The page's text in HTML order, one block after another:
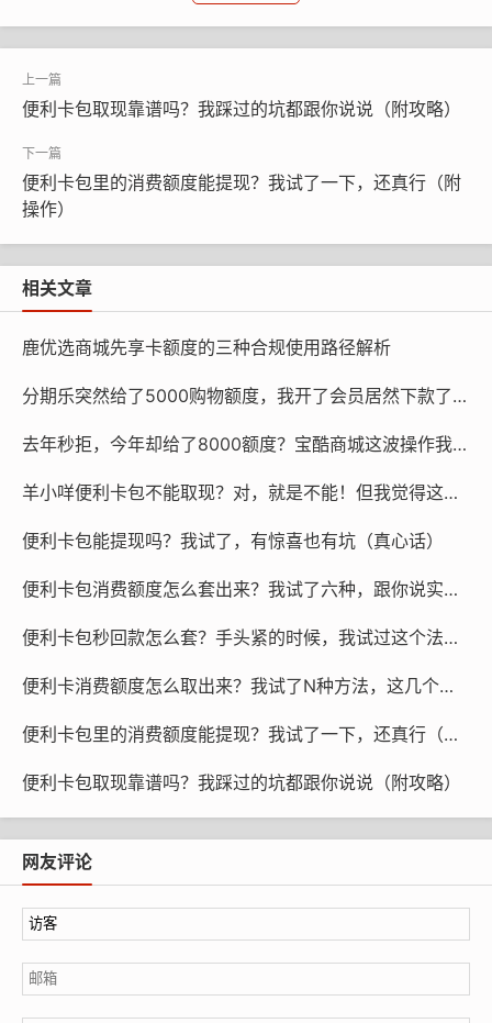
录进去之后，找“卡包管理”之类的入口。里面会列出你绑
了哪些购物卡、还剩多少钱。
然后你就选“提现”——可以一张一张提，也可以一口气全
头，之后想怎么花就怎么花。
（我就遇到过一回，上个月提现的时候点了个“全部提
失败”。我当时差点骂人，后来才发现是自己余额看错了。
真的会谢。）
第二步：注意事项，别看漏了
别在不靠谱的网站上操作
击链接提现”的，十个里面有九个是钓鱼。验证码别乱给
别人，谁都别给。
一次性别提太多。我知道你急用钱，但你一次提个几万
块，平台那边可能觉得你有问题，直接把账户给你冻
便利卡包取现靠谱吗？我踩过的坑都跟你说说（附攻略）
便利卡包里的消费额度能提现？我试了一下，还真行（附
操作）
相关文章
鹿优选商城先享卡额度的三种合规使用路径解析
分期乐突然给了5000购物额度，我开了会员居然下款了，但这利息……
去年秒拒，今年却给了8000额度？宝酷商城这波操作我看不懂了
羊小咩便利卡包不能取现？对，就是不能！但我觉得这样也挺好（真不是反话）
便利卡包能提现吗？我试了，有惊喜也有坑（真心话）
便利卡包消费额度怎么套出来？我试了六种，跟你说实话（别乱来）
便利卡包秒回款怎么套？手头紧的时候，我试过这个法子（真心话）
便利卡消费额度怎么取出来？我试了N种方法，这几个最靠谱（别瞎折腾）
便利卡包里的消费额度能提现？我试了一下，还真行（附操作）
便利卡包取现靠谱吗？我踩过的坑都跟你说说（附攻略）
网友评论